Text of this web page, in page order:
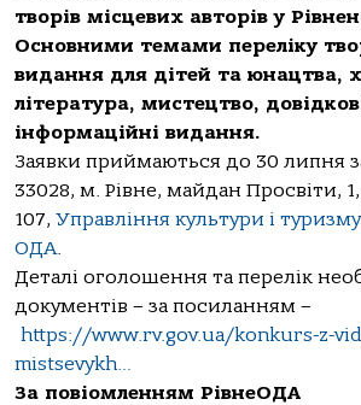
творів місцевих авторів у
Основними темами переліку
видання для дітей та юнацтва,
література, мистецтво,
інформаційні видання.
Заявки приймаються до 30 липня
33028, м. Рівне, майдан Просвіти, 1,
107,Управління культури і
ОДА.
Деталі оголошення та перелік
документів – за посиланням –
https://www.rv.gov.ua/konkurs-z-
mistsevykh…
За повіомленням РівнеОДА